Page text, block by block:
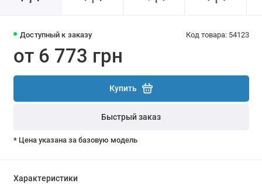
Доступный к заказу Код товара: 54123
от 6 773 грн
Купить
Быстрый заказ
* Цена указана за базовую модель
Характеристики